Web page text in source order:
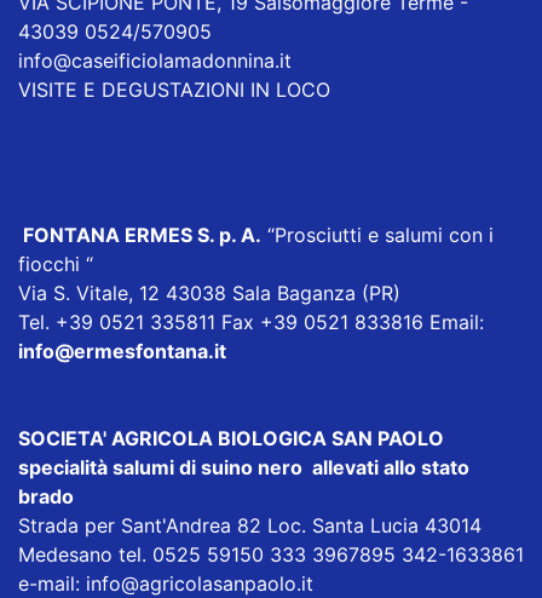
43039 0524/570905
info@caseificiolamadonnina.it
VISITE E DEGUSTAZIONI IN LOCO
FONTANA ERMES S. p. A. “Prosciutti e salumi con i
fiocchi “
Via S. Vitale, 12 43038 Sala Baganza (PR)
Tel. +39 0521 335811 Fax +39 0521 833816 Email:
info@ermesfontana.it
SOCIETA' AGRICOLA BIOLOGICA SAN PAOLO
specialità salumi di suino nero allevati allo stato
brado
Strada per Sant'Andrea 82 Loc. Santa Lucia 43014
Medesano tel. 0525 59150 333 3967895 342-1633861
e-mail: info@agricolasanpaolo.it